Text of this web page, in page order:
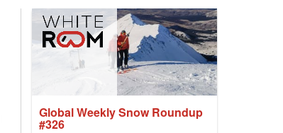
Global Weekly Snow Roundup
#326